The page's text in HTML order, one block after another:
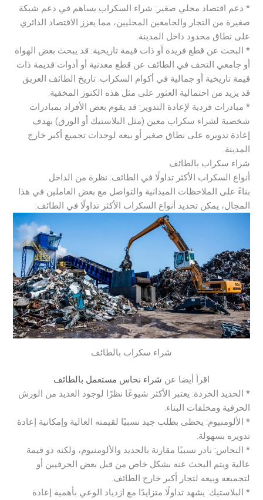
* دعم اقتصاد محلي صغير: شراء السكراب يساهم في دعم شبكة
صغيرة من التجار والجامعين المحليين، مما يعزز الاقتصاد الدائري
على نطاق محدود داخل المدينة.
* البحث عن قطع فريدة أو ذات قيمة تاريخية: قد يبحث بعض الهواة
أو جامعي التحف في الطائف عن قطع معدنية أو أدوات قديمة ذات
قيمة تاريخية أو جمالية في أكوام السكراب. تاريخ الطائف العريق
قد يزيد من احتمالية العثور على مثل هذه الكنوز المخفية.
* مبادرات فردية لإعادة التدوير: قد يقوم بعض الأفراد بمبادرات
شخصية لشراء سكراب معين (مثل البلاستيك أو الورق) بهدف
إعادة تدويره على نطاق صغير أو بيعه لوحدات تجميع أكبر خارج
المدينة.
شراء سكراب بالطائف
أنواع السكراب الأكثر تداولًا في الطائف: نظرة من الداخل
بناءً على الملاحظات الميدانية والتواصل مع بعض العاملين في هذا
المجال، يمكن تحديد أنواع السكراب الأكثر تداولًا في الطائف:
شراء سكراب بالطائف
اقرأ أيضا عن شراء نحاس مستعمل بالطائف
* الحديد الخردة: يعتبر الأكثر شيوعًا نظرًا لوجود العديد من الورش
الحرفية ومخلفات البناء.
* الألومنيوم: يحظى بطلب جيد نسبيًا لقيمته العالية وإمكانية إعادة
تدويره بسهولة.
* النحاس: نادر نسبيًا مقارنة بالحديد والألومنيوم، ولكنه ذو قيمة
عالية ويتم البحث عنه بشكل خاص من قبل بعض الحرفيين أو
لتجميعه وبيعه لتجار أكبر خارج الطائف.
* البلاستيك: يشهد تداولًا متزايدًا مع ازدياد الوعي بأهمية إعادة